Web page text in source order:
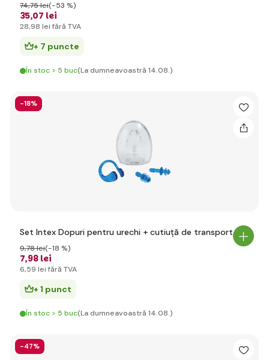
35,07 lei
74,75 lei(-53 %)
28,98 lei fără TVA
+ 7 puncte
În stoc > 5 buc(La dumneavoastră 14.08.)
-18%
Set Intex Dopuri pentru urechi + cutiuță de transport
7,98 lei
9,78 lei(-18 %)
6,59 lei fără TVA
+ 1 punct
În stoc > 5 buc(La dumneavoastră 14.08.)
-47%